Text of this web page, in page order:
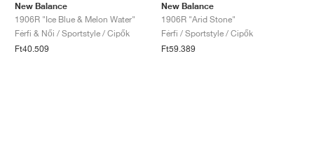
New Balance
1906R "Ice Blue & Melon Water"
Férfi & Női / Sportstyle / Cipők
Ft40.509
New Balance
1906R "Arid Stone"
Férfi / Sportstyle / Cipők
Ft59.389